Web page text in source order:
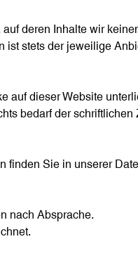
deren Inhalte wir
stets der jeweilige
auf dieser Website
bedarf der schriftlichen
finden Sie in unserer
nach Absprache.